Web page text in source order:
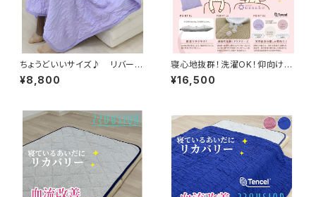
ちょうどいいサイズ♪ リバーシ
ブル仕様 マシュマロひざ掛け
ケット（ 70×100cm） リヨセ
ーカラー
¥8,800
寝心地抜群！洗濯OK！仰向けで
も、横向き寝でも！高さも柔らか
さも【ちょうどいい寝まくら】（43
アクアビーズ
¥16,500